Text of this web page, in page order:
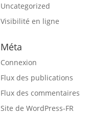
Uncategorized
Visibilité en ligne
Méta
Connexion
Flux des publications
Flux des commentaires
Site de WordPress-FR